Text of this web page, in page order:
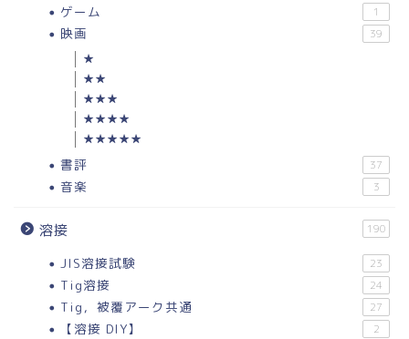
ゲーム 1
映画 39
★
★★
★★★
★★★★
★★★★★
書評 37
音楽 3
溶接 190
JIS溶接試験 23
Tig溶接 24
Tig，被覆アーク共通 27
【溶接 DIY】 2